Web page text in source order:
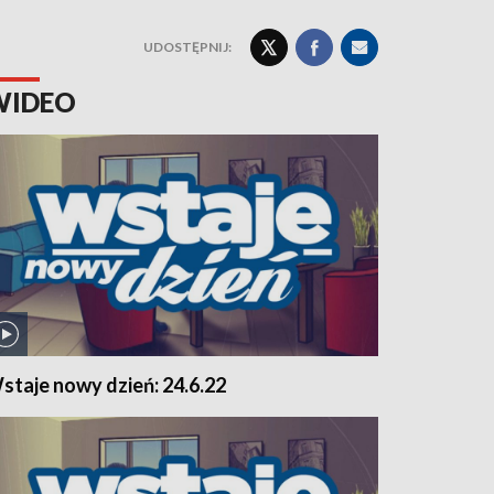
UDOSTĘPNIJ:
nowy dzień: 24.6.22